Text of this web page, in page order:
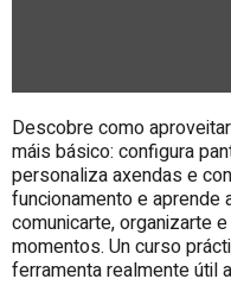
Descobre como
máis básico: configura
personaliza axendas e
funcionamento e aprende
comunicarte, organizarte
momentos. Un curso
ferramenta realmente útil